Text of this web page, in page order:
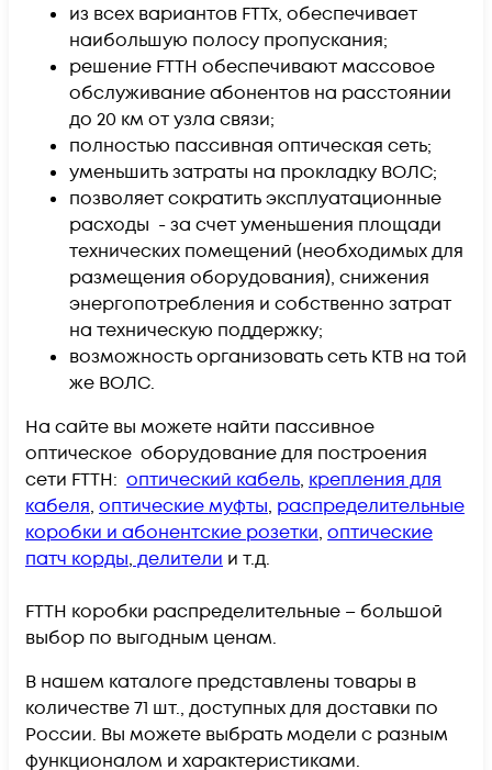
из всех вариантов FTTx, обеспечивает
наибольшую полосу пропускания;
решение FTTH обеспечивают массовое
обслуживание абонентов на расстоянии
до 20 км от узла связи;
полностью пассивная оптическая сеть;
уменьшить затраты на прокладку ВОЛС;
позволяет сократить эксплуатационные
расходы - за счет уменьшения площади
технических помещений (необходимых для
размещения оборудования), снижения
энергопотребления и собственно затрат
на техническую поддержку;
возможность организовать сеть КТВ на той
же ВОЛС.
На сайте вы можете найти пассивное
оптическое оборудование для построения
сети FTTH: оптический кабель, крепления для
кабеля, оптические муфты, распределительные
коробки и абонентские розетки, оптические
патч корды, делители и т.д.
FTTH коробки распределительные – большой
выбор по выгодным ценам.
В нашем каталоге представлены товары в
количестве 71 шт., доступных для доставки по
России. Вы можете выбрать модели с разным
функционалом и характеристиками.